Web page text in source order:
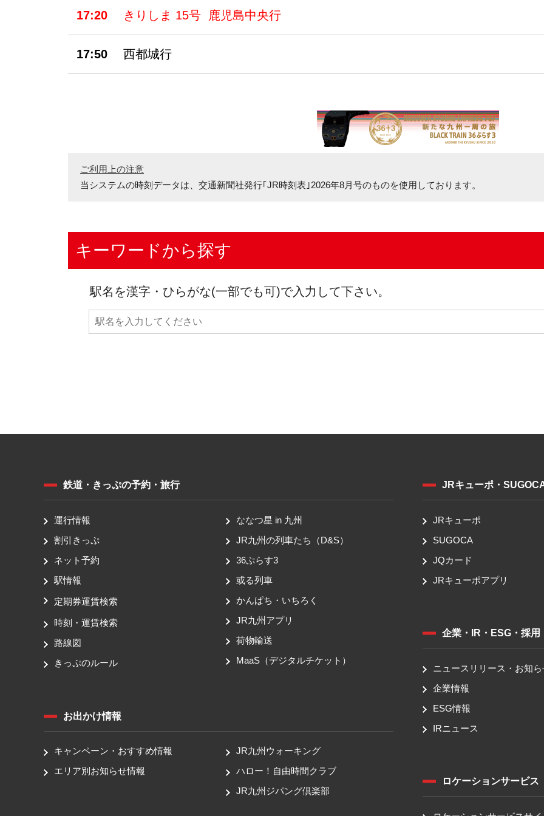
17:20 きりしま 15号 鹿児島中央行
17:50 西都城行
ご利用上の注意
当システムの時刻データは、 交通新聞社発行｢JR時刻表｣2026年8月号のものを使用しております。
キーワードから探す
駅名を漢字・ひらがな(一部でも可)で入力して下さい。
鉄道・きっぷの予約・旅行
運行情報
割引きっぷ
ネット予約
駅情報
定期券運賃検索
時刻・運賃検索
路線図
きっぷのルール
ななつ星 in 九州
JR九州の列車たち（D&S）
36ぷらす3
或る列車
かんぱち・いちろく
JR九州アプリ
荷物輸送
MaaS（デジタルチケット）
お出かけ情報
キャンペーン・おすすめ情報
エリア別お知らせ情報
JR九州ウォーキング
ハロー！自由時間クラブ
JR九州ジパング倶楽部
JRキューポ・
JRキューポ
SUGOCA
JQカード
JRキューポアプリ
企業・IR・ESG・採用
ニュースリリース・お知ら
企業情報
ESG情報
IRニュース
ロケーションサービス